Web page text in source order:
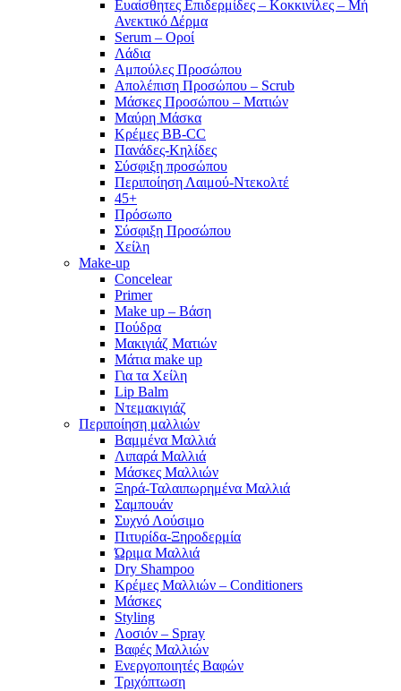
Ευαίσθητες Επιδερμίδες – Κοκκινίλες – Μή
Ανεκτικό Δέρμα
Serum – Οροί
Λάδια
Αμπούλες Προσώπου
Απολέπιση Προσώπου – Scrub
Μάσκες Προσώπου – Ματιών
Μαύρη Μάσκα
Κρέμες BB-CC
Πανάδες-Κηλίδες
Σύσφιξη προσώπου
Περιποίηση Λαιμού-Ντεκολτέ
45+
Πρόσωπο
Σύσφιξη Προσώπου
Χείλη
Make-up
Concelear
Primer
Make up – Βάση
Πούδρα
Μακιγιάζ Ματιών
Μάτια make up
Για τα Χείλη
Lip Balm
Ντεμακιγιάζ
Περιποίηση μαλλιών
Βαμμένα Μαλλιά
Λιπαρά Μαλλιά
Μάσκες Μαλλιών
Ξηρά-Ταλαιπωρημένα Μαλλιά
Σαμπουάν
Συχνό Λούσιμο
Πιτυρίδα-Ξηροδερμία
Ώριμα Μαλλιά
Dry Shampoo
Κρέμες Μαλλιών – Conditioners
Μάσκες
Styling
Λοσιόν – Spray
Βαφές Μαλλιών
Ενεργοποιητές Βαφών
Τριχόπτωση